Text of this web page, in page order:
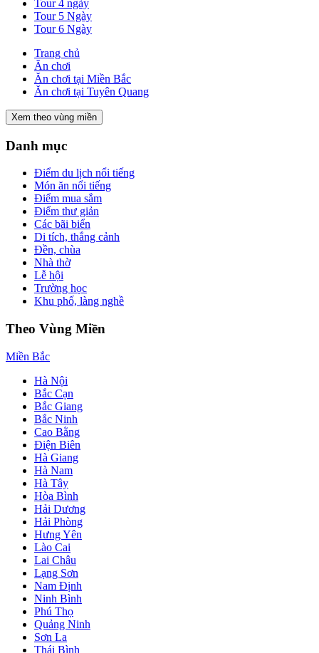
Tour 4 ngày
Tour 5 Ngày
Tour 6 Ngày
Trang chủ
Ăn chơi
Ăn chơi tại Miền Bắc
Ăn chơi tại Tuyên Quang
Xem theo vùng miền
Danh mục
Điểm du lịch nổi tiếng
Món ăn nổi tiếng
Điểm mua sắm
Điểm thư giản
Các bãi biển
Di tích, thắng cảnh
Đền, chùa
Nhà thờ
Lễ hội
Trường học
Khu phố, làng nghề
Theo Vùng Miền
Miền Bắc
Hà Nội
Bắc Cạn
Bắc Giang
Bắc Ninh
Cao Bằng
Điện Biên
Hà Giang
Hà Nam
Hà Tây
Hòa Bình
Hải Dương
Hải Phòng
Hưng Yên
Lào Cai
Lai Châu
Lạng Sơn
Nam Định
Ninh Bình
Phú Thọ
Quảng Ninh
Sơn La
Thái Bình